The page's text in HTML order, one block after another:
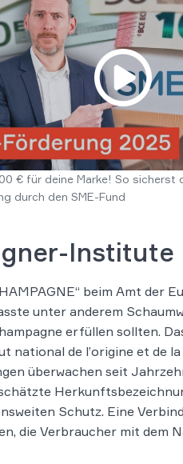
€ für deine Marke! So sicherst
durch den SME-Fund
Institute
beim Amt der
unter anderem
erfüllen sollten.
national de l’origine et de
überwachen seit
Schutz. Eine
die Verbraucher mit dem